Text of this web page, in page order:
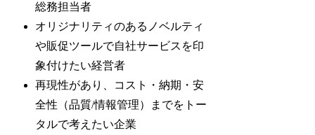
総務担当者
オリジナリティのあるノベルティ
や販促ツールで自社サービスを印
象付けたい経営者
再現性があり、コスト・納期・安
全性（品質/情報管理）までをトー
タルで考えたい企業